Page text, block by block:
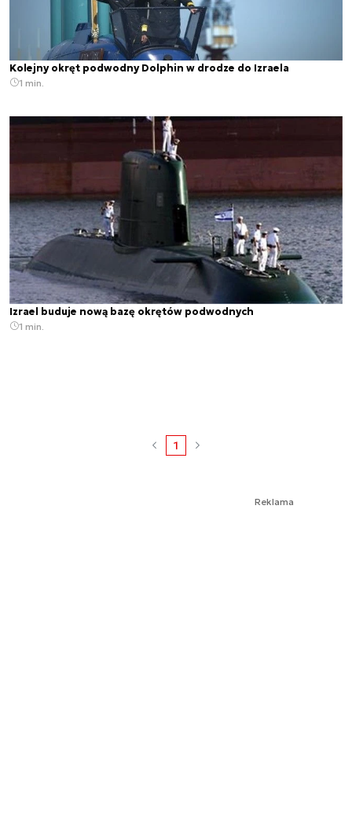
Kolejny okręt podwodny Dolphin w drodze do Izraela
1 min.
Izrael buduje nową bazę okrętów podwodnych
1 min.
1
Reklama